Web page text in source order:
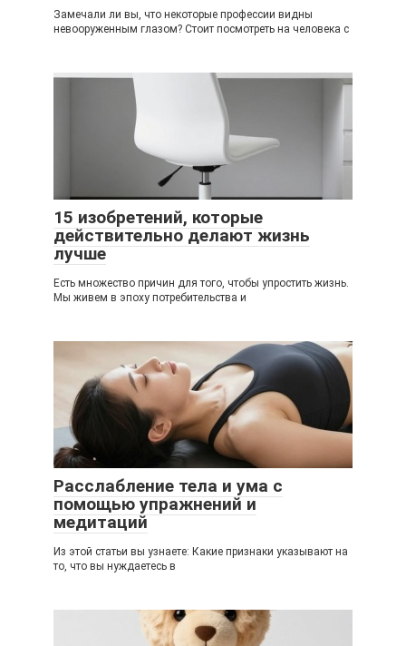
Замечали ли вы, что некоторые профессии видны
невооруженным глазом? Стоит посмотреть на человека с
15 изобретений, которые
действительно делают жизнь
лучше
Есть множество причин для того, чтобы упростить жизнь.
Мы живем в эпоху потребительства и
Расслабление тела и ума с
помощью упражнений и
медитаций
Из этой статьи вы узнаете: Какие признаки указывают на
то, что вы нуждаетесь в